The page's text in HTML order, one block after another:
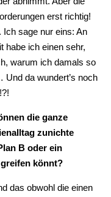
erst richtig!
Ich sage nur eins: An
habe ich einen sehr,
warum ich damals so
da wundert’s noch
die ganze
zunichte
B oder ein
könnt?
das obwohl die einen